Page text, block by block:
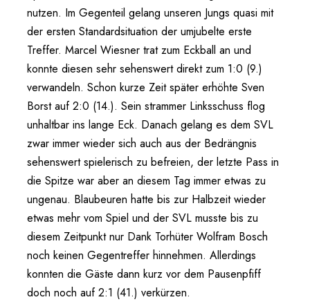
nutzen. Im Gegenteil gelang unseren Jungs quasi mit
der ersten Standardsituation der umjubelte erste
Treffer. Marcel Wiesner trat zum Eckball an und
konnte diesen sehr sehenswert direkt zum 1:0 (9.)
verwandeln. Schon kurze Zeit später erhöhte Sven
Borst auf 2:0 (14.). Sein strammer Linksschuss flog
unhaltbar ins lange Eck. Danach gelang es dem SVL
zwar immer wieder sich auch aus der Bedrängnis
sehenswert spielerisch zu befreien, der letzte Pass in
die Spitze war aber an diesem Tag immer etwas zu
ungenau. Blaubeuren hatte bis zur Halbzeit wieder
etwas mehr vom Spiel und der SVL musste bis zu
diesem Zeitpunkt nur Dank Torhüter Wolfram Bosch
noch keinen Gegentreffer hinnehmen. Allerdings
konnten die Gäste dann kurz vor dem Pausenpfiff
doch noch auf 2:1 (41.) verkürzen.